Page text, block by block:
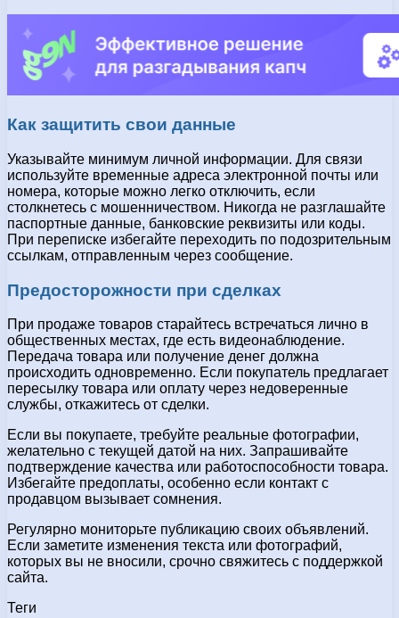
Как защитить свои данные
Указывайте минимум личной информации. Для связи
используйте временные адреса электронной почты или
номера, которые можно легко отключить, если
столкнетесь с мошенничеством. Никогда не разглашайте
паспортные данные, банковские реквизиты или коды.
При переписке избегайте переходить по подозрительным
ссылкам, отправленным через сообщение.
Предосторожности при сделках
При продаже товаров старайтесь встречаться лично в
общественных местах, где есть видеонаблюдение.
Передача товара или получение денег должна
происходить одновременно. Если покупатель предлагает
пересылку товара или оплату через недоверенные
службы, откажитесь от сделки.
Если вы покупаете, требуйте реальные фотографии,
желательно с текущей датой на них. Запрашивайте
подтверждение качества или работоспособности товара.
Избегайте предоплаты, особенно если контакт с
продавцом вызывает сомнения.
Регулярно мониторьте публикацию своих объявлений.
Если заметите изменения текста или фотографий,
которых вы не вносили, срочно свяжитесь с поддержкой
сайта.
Теги